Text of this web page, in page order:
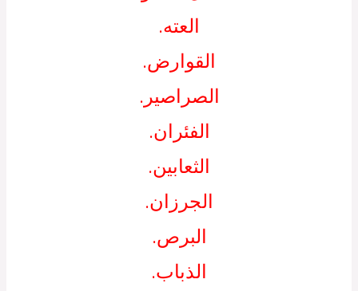
العته.
القوارض.
الصراصير.
الفئران.
الثعابين.
الجرزان.
البرص.
الذباب.